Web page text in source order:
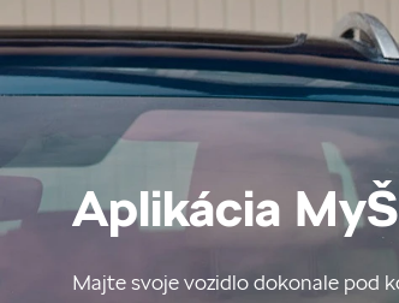
Aplikácia
Majte svoje vozidlo dokonale pod